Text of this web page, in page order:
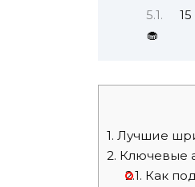
🧁
1. Лучшие
2. Ключевые
2.1. Как